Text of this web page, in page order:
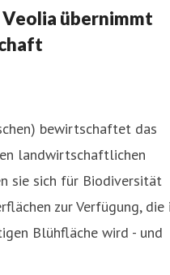
übernimmt
bewirtschaftet das
landwirtschaftlichen
sie sich für Biodiversität
zur Verfügung, die
Blühfläche wird - und